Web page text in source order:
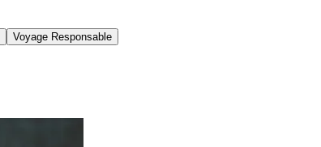
Voyage Responsable